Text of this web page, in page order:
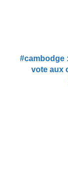
#cambodge
vote aux